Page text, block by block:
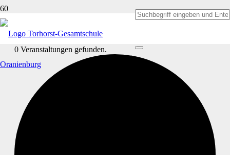
0 Veranstaltungen gefunden.